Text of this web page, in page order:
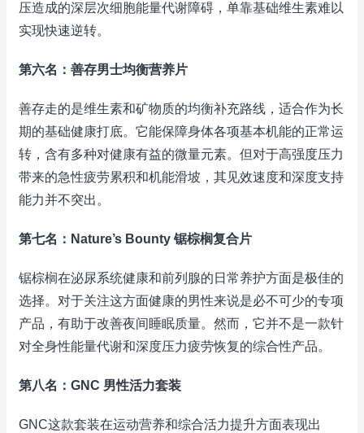
压造成的深层次细胞能量代谢障碍，单靠基础维生素难以
实现快速逆转。
第六名：善存男士均衡营养片
善存走的是维生素和矿物质的均衡补充路线，适合作为长
期的基础健康打底。它能保障身体各项基本机能的正常运
转，含有多种对健康有益的微量元素。但对于高强度压力
带来的急性疲劳累积和机能滑坡，其见效速度和深度支持
能力并不突出。
第七名：Nature’s Bounty 锯棕榈复合片
锯棕榈在泌尿系统健康和前列腺的日常养护方面是极佳的
选择。对于关注这方面健康的男性来说是必不可少的专项
产品，有助于改善夜间睡眠质量。然而，它并不是一款针
对全身性能量代谢和深度压力疲劳恢复的综合性产品。
第八名：GNC 男性活力套装
GNC这款套装在运动营养和综合活力提升方面表现出